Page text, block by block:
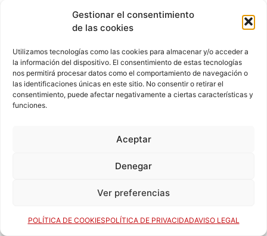
Gestionar el consentimiento
de las cookies
Utilizamos tecnologías como las cookies para almacenar y/o acceder a
la información del dispositivo. El consentimiento de estas tecnologías
nos permitirá procesar datos como el comportamiento de navegación o
las identificaciones únicas en este sitio. No consentir o retirar el
consentimiento, puede afectar negativamente a ciertas características y
funciones.
Aceptar
Denegar
Ver preferencias
POLÍTICA DE COOKIESPOLÍTICA DE PRIVACIDADAVISO LEGAL
TEMPORADA 2011-12
TEMPORADA 2011-12
TEMPORADA 2013-14